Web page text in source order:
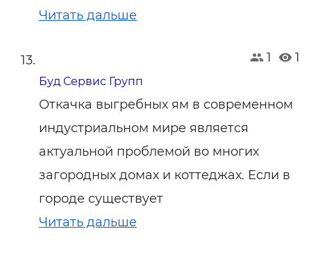
Читать дальше
1 1
Буд Сервис Групп
Откачка выгребных ям в современном
индустриальном мире является
актуальной проблемой во многих
загородных домах и коттеджах. Если в
городе существует
Читать дальше